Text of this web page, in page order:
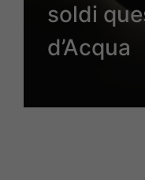
soldi
d’Acqua